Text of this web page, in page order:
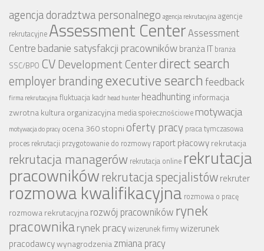
agencja doradztwa personalnego agencja rekrutacyjnaagencje
rekrutacyjne Assessment CenterAssessment
Centre badanie satysfakcji pracownikówbranża IT branża
SSC/BPO CV Development Centerdirect search
employer brandingexecutive searchfeedback
firma rekrutacyjnafluktuacja kadr head hunter headhunting informacja
zwrotnakultura organizacyjna media społecznościowe motywacja
motywacja do pracy ocena 360 stopni oferty pracy praca tymczasowa
proces rekrutacji przygotowanie do rozmowy raport płacowyrekrutacja
rekrutacja managerów rekrutacja online rekrutacja
pracownikówrekrutacja specjalistówrekruter
rozmowa kwalifikacyjna rozmowa o pracę
rozmowa rekrutacyjnarozwój pracowników rynek
pracownikarynek pracywizerunek firmywizerunek
pracodawcywynagrodzeniazmiana pracy